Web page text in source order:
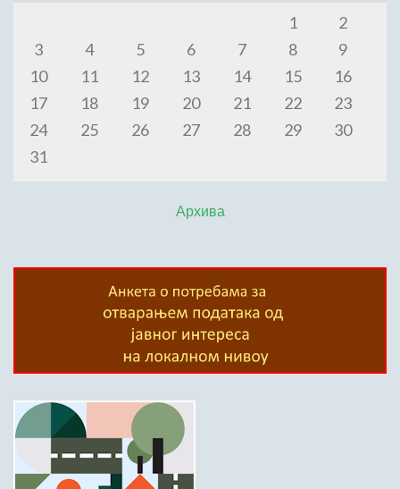
1
2
3
4 5 6 7 8
9
10
11 12 13 14 15
16
17
18 19 20 21 22
23
24
25 26 27 28 29
30
31
Архива